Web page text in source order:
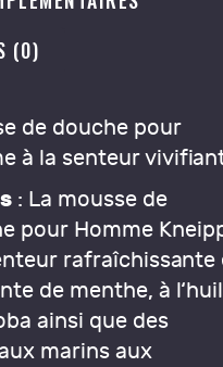
(0)
de douche pour
à la senteur
: La mousse de
pour Homme
rafraîchissante
de menthe, à
ainsi que des
marins aux